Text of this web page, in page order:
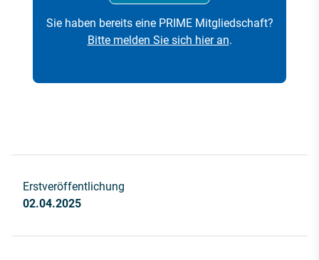
Sie haben bereits eine PRIME Mitgliedschaft?
Bitte melden Sie sich hier an.
Erstveröffentlichung
02.04.2025